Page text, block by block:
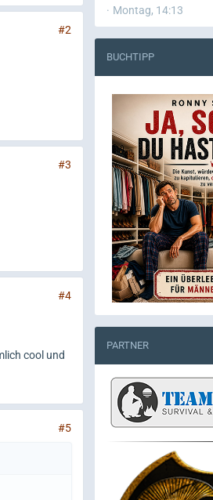
#2
#3
#4
cool und
#5
Montag, 14:13
BUCHTIPP
PARTNER